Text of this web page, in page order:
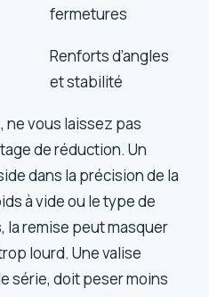
fermetures
Renforts d’angles
et stabilité
ne vous laissez pas
de réduction. Un
dans la précision de la
à vide ou le type de
remise peut masquer
lourd. Une valise
série, doit peser moins